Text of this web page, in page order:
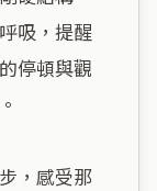
吸，提醒
停頓與觀
，感受那